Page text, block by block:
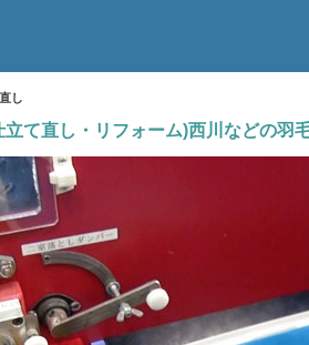
し
て直し・リフォーム)西川などの羽